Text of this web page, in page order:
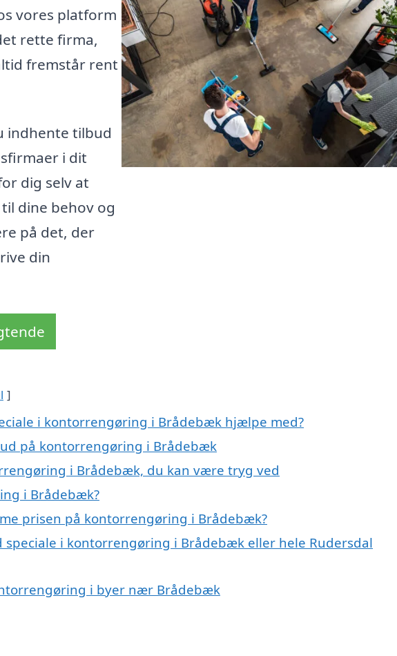
vores platform
rette firma,
fremstår rent
indhente tilbud
i dit
dig selv at
dine behov og
på det, der
din
i kontorrengøring i Brådebæk hjælpe med?
på kontorrengøring i Brådebæk
i Brådebæk, du kan være tryg ved
i Brådebæk?
prisen på kontorrengøring i Brådebæk?
speciale i kontorrengøring i Brådebæk eller hele Rudersdal
i byer nær Brådebæk